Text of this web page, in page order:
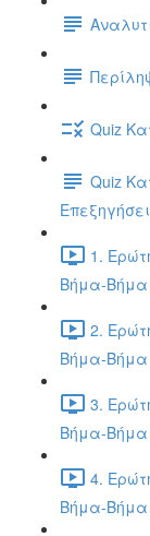
Quiz
Quiz
1.
Βήμα-Βήμα
2.
Βήμα-Βήμα
3.
Βήμα-Βήμα
4.
Βήμα-Βήμα